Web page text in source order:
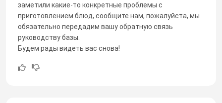
заметили какие-то конкретные проблемы с
приготовлением блюд, сообщите нам, пожалуйста, мы
обязательно передадим вашу обратную связь
руководству базы.
Будем рады видеть вас снова!